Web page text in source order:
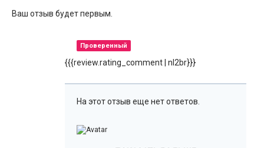
Ваш отзыв будет первым.
Проверенный
{{{review.rating_comment | nl2br}}}
На этот отзыв еще нет ответов.